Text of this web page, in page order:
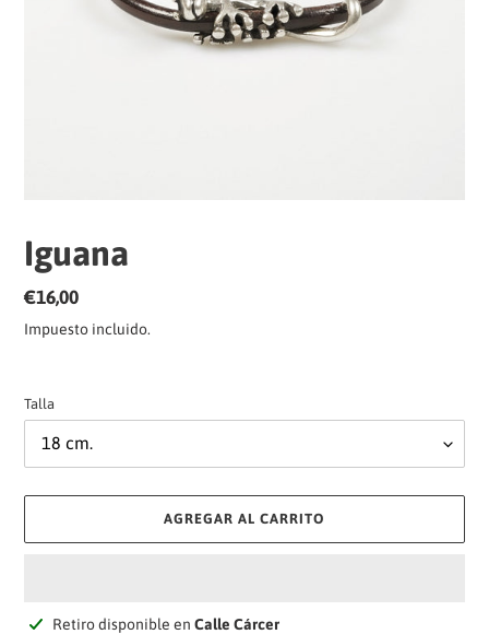
Iguana
Precio
habitual
€16,00
Impuesto incluido.
Talla
AGREGAR AL CARRITO
Agregando
Retiro disponible en Calle Cárcer